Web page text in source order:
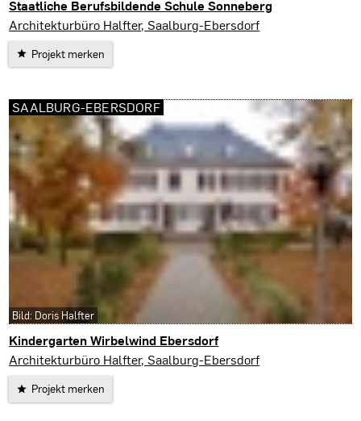
Staatliche Berufsbildende Schule Sonneberg
Sonneberg
Architekturbüro Halfter, Saalburg-Ebersdorf
Projekt merken
Kindergarten Wirbelwind Ebersdorf
Saalburg-Ebersdorf
Architekturbüro Halfter, Saalburg-Ebersdorf
Projekt merken
SAALBURG-EBERSDORF
Bild: Doris Halfter